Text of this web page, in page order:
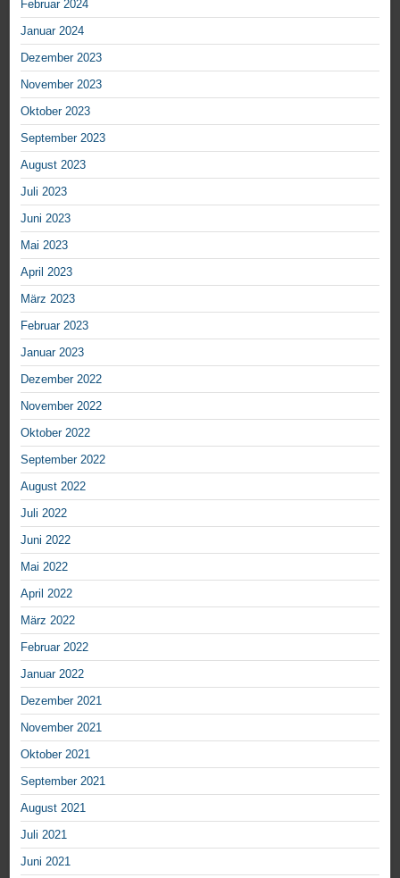
Februar 2024
Januar 2024
Dezember 2023
November 2023
Oktober 2023
September 2023
August 2023
Juli 2023
Juni 2023
Mai 2023
April 2023
März 2023
Februar 2023
Januar 2023
Dezember 2022
November 2022
Oktober 2022
September 2022
August 2022
Juli 2022
Juni 2022
Mai 2022
April 2022
März 2022
Februar 2022
Januar 2022
Dezember 2021
November 2021
Oktober 2021
September 2021
August 2021
Juli 2021
Juni 2021